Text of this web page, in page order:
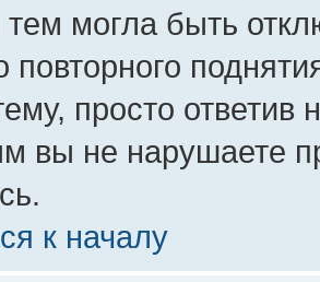
тем могла быть
повторного
просто ответив
вы не нарушаете
к началу